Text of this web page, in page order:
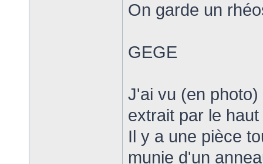
On garde un
GEGE
J'ai vu (en
extrait par le
Il y a une pièce
munie d'un